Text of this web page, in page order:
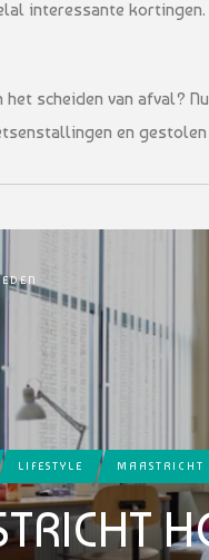
interessante kortingen.
het scheiden van afval?
en
LIFESTYLE MAASTRICHT